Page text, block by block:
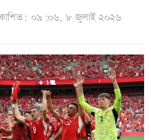
০৯:০৬, ৮ জুলাই ২০২৬